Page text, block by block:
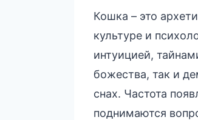
Кошка – это
культуре и
интуицией,
божества, так и
снах. Частота
поднимаются